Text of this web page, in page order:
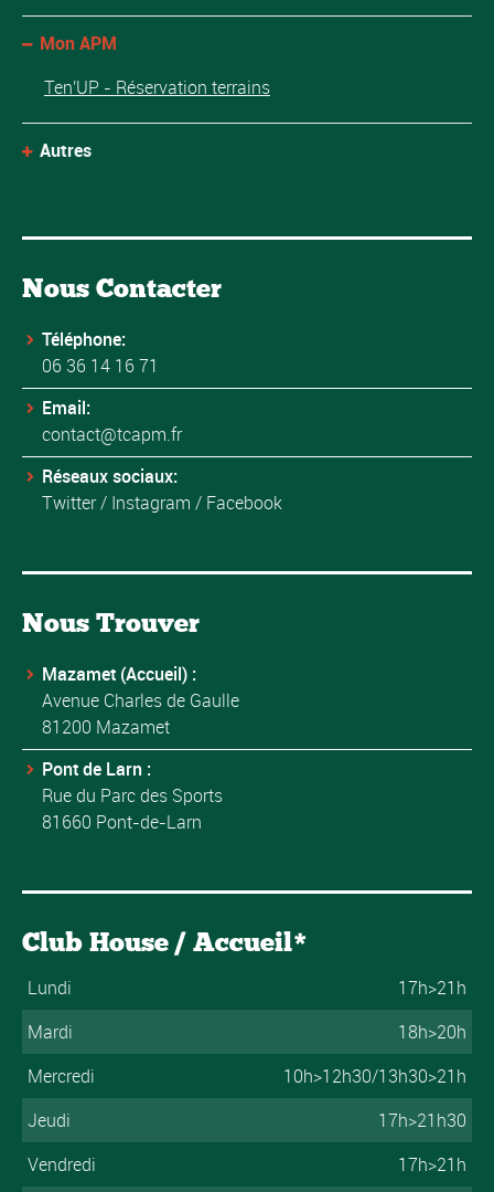
Mon APM
Ten'UP - Réservation terrains
Autres
Nous Contacter
Téléphone:
06 36 14 16 71
Email:
contact@tcapm.fr
Réseaux sociaux:
Twitter/ Instagram / Facebook
Nous Trouver
Mazamet (Accueil) :
Avenue Charles de Gaulle
81200 Mazamet
Pont de Larn :
Rue du Parc des Sports
81660 Pont-de-Larn
Club House / Accueil*
Lundi
17h>21h
Mardi
18h>20h
Mercredi
10h>12h30/13h30>21h
Jeudi
17h>21h30
Vendredi
17h>21h